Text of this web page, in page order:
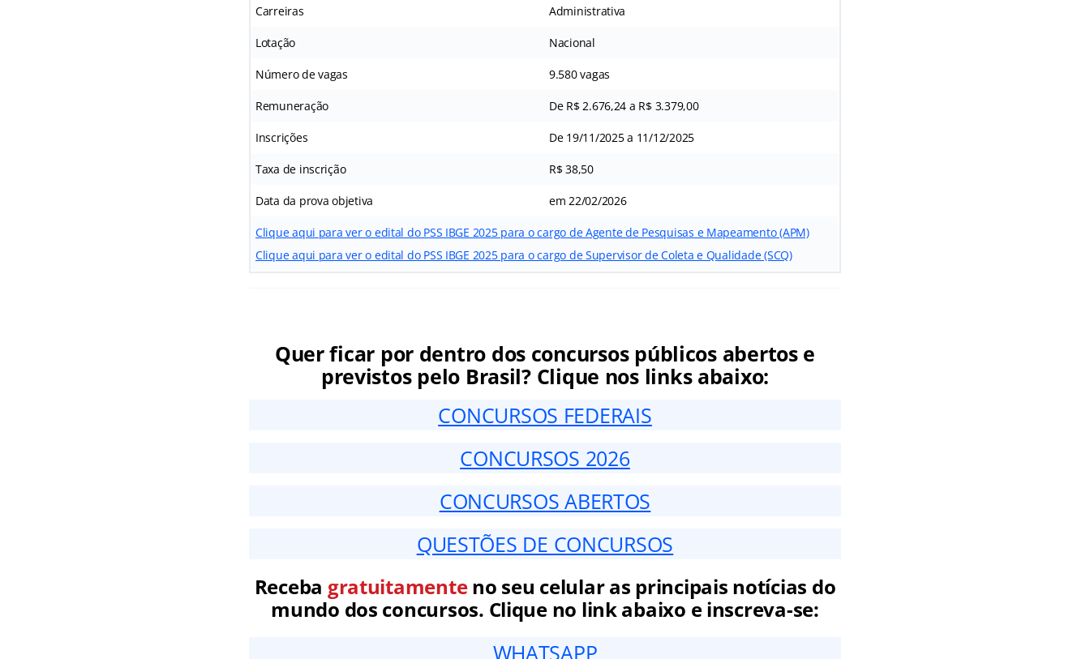
Carreiras Administrativa
Lotação Nacional
Número de vagas 9.580 vagas
Remuneração De R$ 2.676,24 a R$ 3.379,00
Inscrições De 19/11/2025 a 11/12/2025
Taxa de inscrição R$ 38,50
Data da prova objetiva em 22/02/2026
Clique aqui para ver o edital do PSS IBGE 2025 para o cargo de Agente de Pesquisas e Mapeamento (APM)
Clique aqui para ver o edital do PSS IBGE 2025 para o cargo de Supervisor de Coleta e Qualidade (SCQ)
Quer ficar por dentro dos concursos públicos abertos e
previstos pelo Brasil? Clique nos links abaixo:
CONCURSOS FEDERAIS
CONCURSOS 2026
CONCURSOS ABERTOS
QUESTÕES DE CONCURSOS
Receba gratuitamenteno seu celular as principais notícias do
mundo dos concursos. Clique no link abaixo e inscreva-se:
WHATSAPP